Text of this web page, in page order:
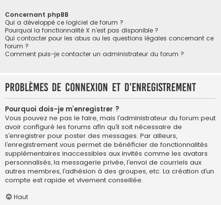
Concernant phpBB
Qui a développé ce logiciel de forum ?
Pourquoi la fonctionnalité X n’est pas disponible ?
Qui contacter pour les abus ou les questions légales concernant ce
forum ?
Comment puis-je contacter un administrateur du forum ?
Problèmes de connexion et d’enregistrement
Pourquoi dois-je m’enregistrer ?
Vous pouvez ne pas le faire, mais l’administrateur du forum peut
avoir configuré les forums afin qu’il soit nécessaire de
s’enregistrer pour poster des messages. Par ailleurs,
l’enregistrement vous permet de bénéficier de fonctionnalités
supplémentaires inaccessibles aux invités comme les avatars
personnalisés, la messagerie privée, l’envoi de courriels aux
autres membres, l’adhésion à des groupes, etc. La création d’un
compte est rapide et vivement conseillée.
Haut